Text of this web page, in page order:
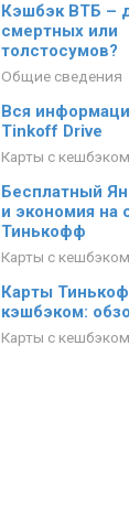
Кэшбэк ВТБ –
смертных или
толстосумов?
Общие сведения
Вся
Tinkoff Drive
Карты с кешбэком
Бесплатный
и экономия на
Тинькофф
Карты с кешбэком
Карты
кэшбэком:
Карты с кешбэком